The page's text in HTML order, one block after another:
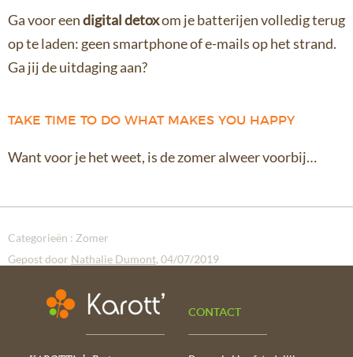
Ga voor eendigital detoxom je batterijen volledig terug
op te laden: geen smartphone of e-mails op het strand.
Ga jij de uitdaging aan?
TAKE TIME TO DO WHAT MAKES YOU HAPPY
Want voor je het weet, is de zomer alweer voorbij…
Categorieën : Zomer
Gepost door Nathalie Dumont, 04/07/2019
CONTACT